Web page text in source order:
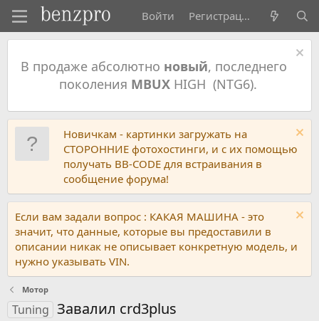
Войти Регистрация
В продаже абсолютно новый, последнего
поколения MBUXHIGH (NTG6).
Новичкам - картинки загружать на
СТОРОННИЕ фотохостинги, и с их помощью
получать BB-CODE для встраивания в
сообщение форума!
Если вам задали вопрос : КАКАЯ МАШИНА - это
значит, что данные, которые вы предоставили в
описании никак не описывает конкретную модель, и
нужно указывать VIN.
Мотор
Tuning Завалил crd3plus